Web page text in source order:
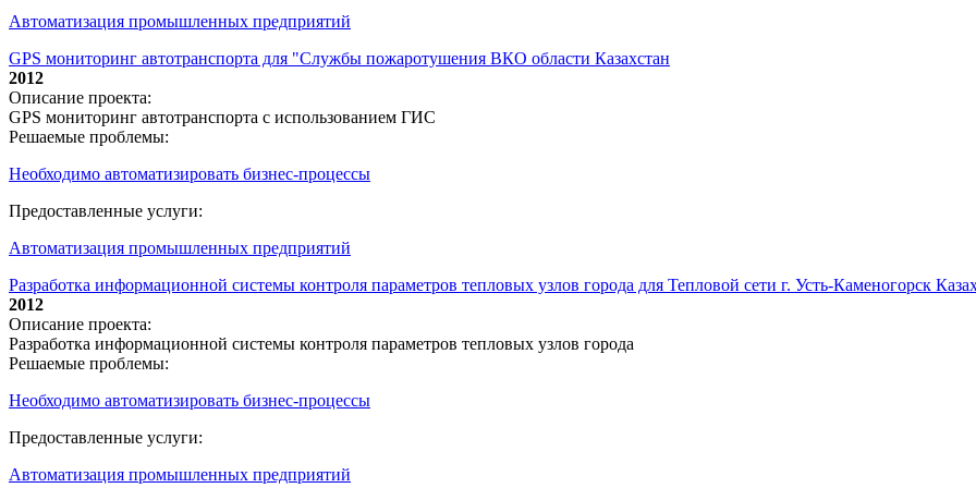
Автоматизация промышленных предприятий
GPS мониторинг автотранспорта для "Службы пожаротушения ВКО области Казахстан
2012
Описание проекта:
GPS мониторинг автотранспорта с использованием ГИС
Решаемые проблемы:
Необходимо автоматизировать бизнес-процессы
Предоставленные услуги:
Автоматизация промышленных предприятий
Разработка информационной системы контроля параметров тепловых узлов города для Тепловой сети г. Усть-Каменогорск
2012
Описание проекта:
Разработка информационной системы контроля параметров тепловых узлов города
Решаемые проблемы:
Необходимо автоматизировать бизнес-процессы
Предоставленные услуги:
Автоматизация промышленных предприятий